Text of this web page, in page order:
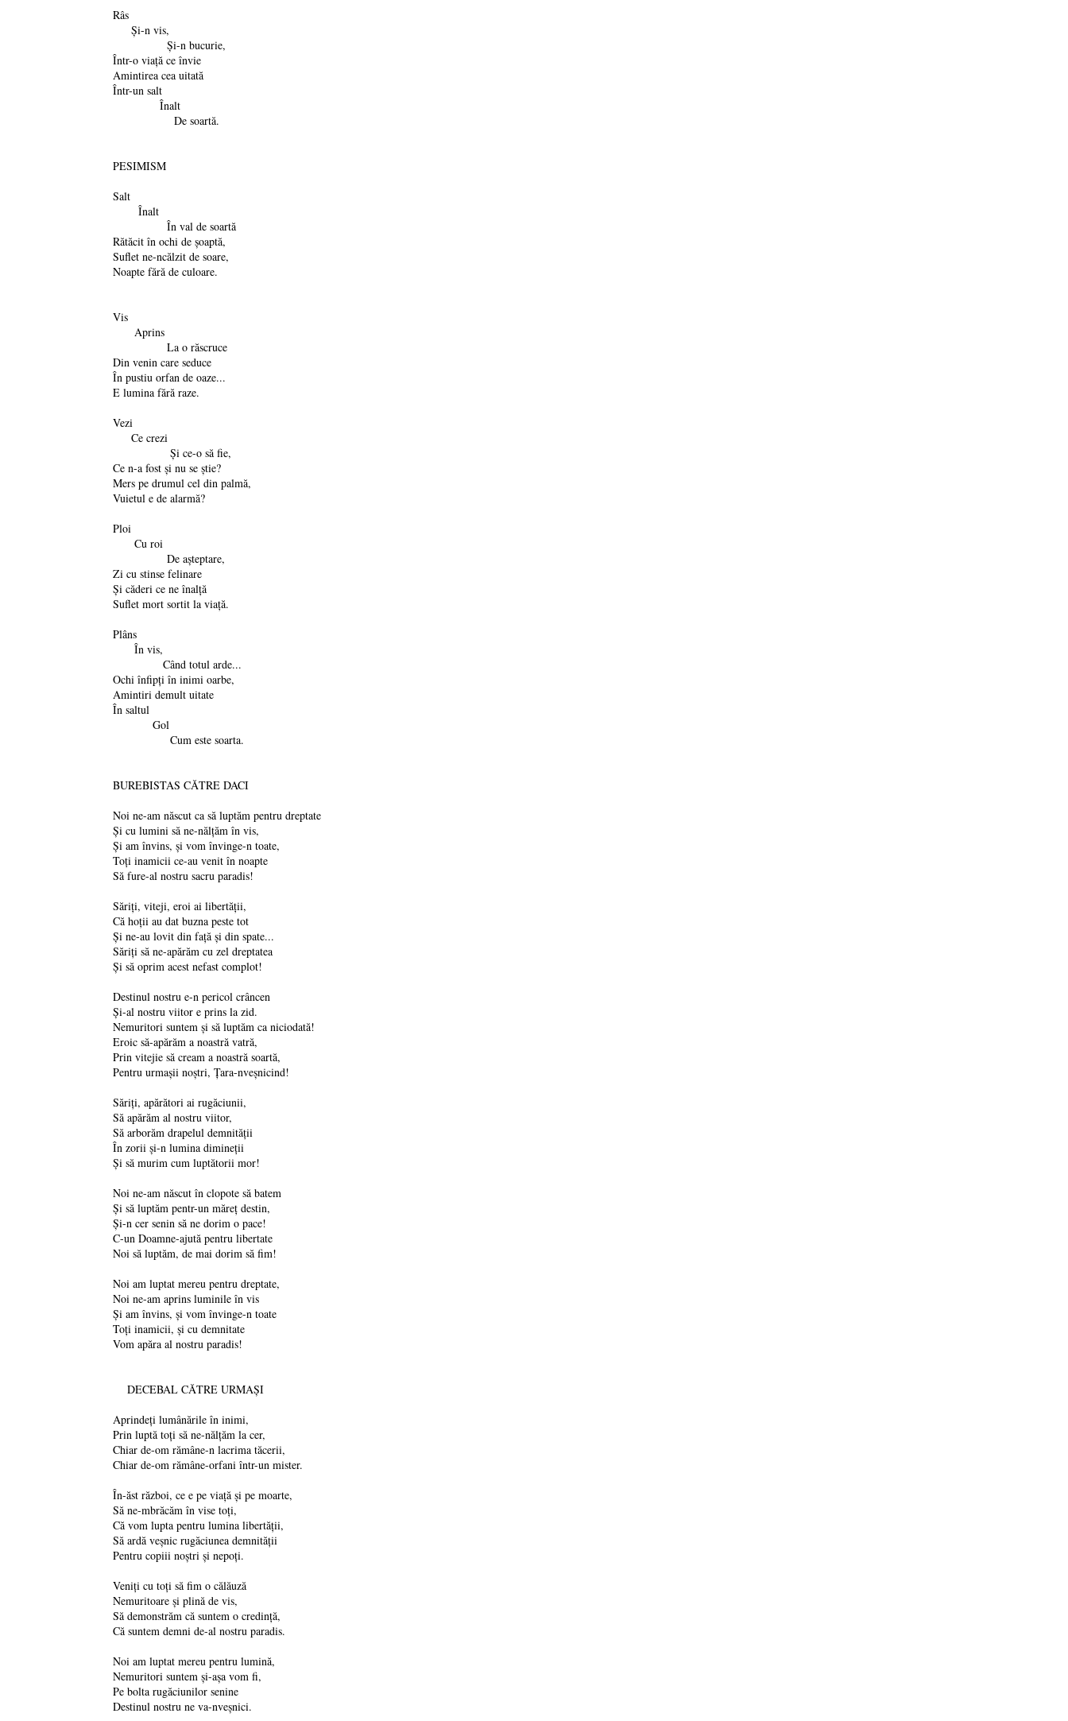
Râs
Şi-n vis,
Şi-n bucurie,
Într-o viaţă ce învie
Amintirea cea uitată
Într-un salt
Înalt
De soartă.
PESIMISM
Salt
Înalt
În val de soartă
Rătăcit în ochi de şoaptă,
Suflet ne-ncălzit de soare,
Noapte fără de culoare.
Vis
Aprins
La o răscruce
Din venin care seduce
În pustiu orfan de oaze...
E lumina fără raze.
Vezi
Ce crezi
Şi ce-o să fie,
Ce n-a fost şi nu se ştie?
Mers pe drumul cel din palmă,
Vuietul e de alarmă?
Ploi
Cu roi
De aşteptare,
Zi cu stinse felinare
Şi căderi ce ne înalţă
Suflet mort sortit la viaţă.
Plâns
În vis,
Când totul arde...
Ochi înfipţi în inimi oarbe,
Amintiri demult uitate
În saltul
Gol
Cum este soarta.
BUREBISTAS CĂTRE DACI
Noi ne-am născut ca să luptăm pentru dreptate
Şi cu lumini să ne-nălţăm în vis,
Şi am învins, şi vom învinge-n toate,
Toţi inamicii ce-au venit în noapte
Să fure-al nostru sacru paradis!
Săriţi, viteji, eroi ai libertăţii,
Că hoţii au dat buzna peste tot
Şi ne-au lovit din faţă şi din spate...
Săriţi să ne-apărăm cu zel dreptatea
Şi să oprim acest nefast complot!
Destinul nostru e-n pericol crâncen
Şi-al nostru viitor e prins la zid.
Nemuritori suntem şi să luptăm ca niciodată!
Eroic să-apărăm a noastră vatră,
Prin vitejie să cream a noastră soartă,
Pentru urmaşii noştri, Ţara-nveşnicind!
Săriţi, apărători ai rugăciunii,
Să apărăm al nostru viitor,
Să arborăm drapelul demnităţii
În zorii şi-n lumina dimineţii
Şi să murim cum luptătorii mor!
Noi ne-am născut în clopote să batem
Şi să luptăm pentr-un măreţ destin,
Şi-n cer senin să ne dorim o pace!
C-un Doamne-ajută pentru libertate
Noi să luptăm, de mai dorim să fim!
Noi am luptat mereu pentru dreptate,
Noi ne-am aprins luminile în vis
Şi am învins, şi vom învinge-n toate
Toţi inamicii, şi cu demnitate
Vom apăra al nostru paradis!
DECEBAL CĂTRE URMAȘI
Aprindeţi lumânările în inimi,
Prin luptă toţi să ne-nălţăm la cer,
Chiar de-om rămâne-n lacrima tăcerii,
Chiar de-om rămâne-orfani într-un mister.
În-ăst război, ce e pe viaţă şi pe moarte,
Să ne-mbrăcăm în vise toţi,
Că vom lupta pentru lumina libertăţii,
Să ardă veşnic rugăciunea demnităţii
Pentru copiii noştri şi nepoţi.
Veniţi cu toţi să fim o călăuză
Nemuritoare şi plină de vis,
Să demonstrăm că suntem o credinţă,
Că suntem demni de-al nostru paradis.
Noi am luptat mereu pentru lumină,
Nemuritori suntem şi-aşa vom fi,
Pe bolta rugăciunilor senine
Destinul nostru ne va-nveşnici.